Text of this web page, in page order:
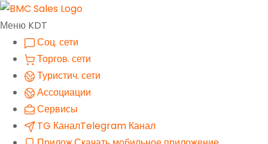
Меню KDT
Соц. сети
Торгов. сети
Туристич. сети
Ассоциации
Сервисы
TG КаналTelegram Канал